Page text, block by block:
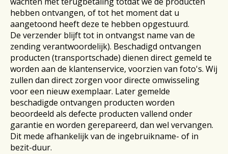
hebben ontvangen, of tot het moment dat u
aangetoond heeft deze te hebben opgestuurd.
De verzender blijft tot in ontvangst name van de
zending verantwoordelijk). Beschadigd ontvangen
producten (transportschade) dienen direct gemeld te
worden aan de klantenservice, voorzien van foto's. Wij
zullen dan direct zorgen voor directe omwisseling
voor een nieuw exemplaar. Later gemelde
beschadigde ontvangen producten worden
beoordeeld als defecte producten vallend onder
garantie en worden gerepareerd, dan wel vervangen.
Dit mede afhankelijk van de ingebruikname- of in
bezit-duur.